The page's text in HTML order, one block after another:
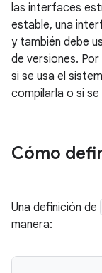
las interfaces
estable, una
y también debe
de versiones.
si se usa el
compilarla o si
Cómo
Una definición de
manera: